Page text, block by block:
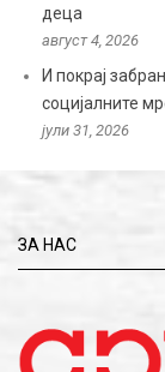
деца
август 4, 2026
И покрај
социјалните
јули 31, 2026
ЗА НАС